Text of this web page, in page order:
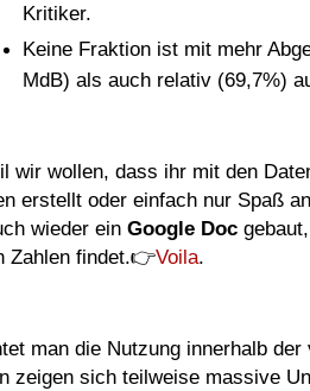
Kritiker.
Keine Fraktion ist mit mehr
MdB) als auch relativ (69,7%)
wir wollen, dass ihr mit den
erstellt oder einfach nur Spaß
wieder ein Google Doc
Zahlen findet.👉Voila.
man die Nutzung innerhalb
zeigen sich teilweise massive